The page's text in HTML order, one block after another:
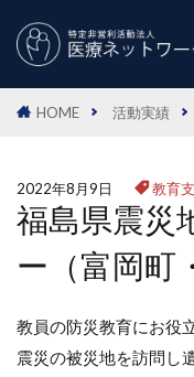
HOME 活動実績
2022年8月9日 教育
福島県震災
ー（富岡町
教員の防災教育にお役
震災の被災地を訪問し